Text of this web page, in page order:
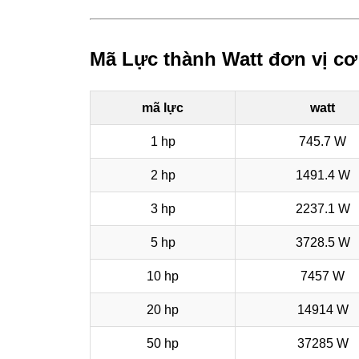
Mã Lực thành Watt đơn vị
mã lực watt
1 hp 745.7 W
2 hp 1491.4 W
3 hp 2237.1 W
5 hp 3728.5 W
10 hp 7457 W
20 hp 14914 W
50 hp 37285 W